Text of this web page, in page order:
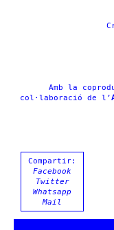
Amb la
col·laboració de l’
Compartir:
Facebook
Twitter
Whatsapp
Mail